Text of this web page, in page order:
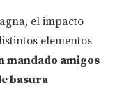
el impacto
elementos
mandado amigos
basura